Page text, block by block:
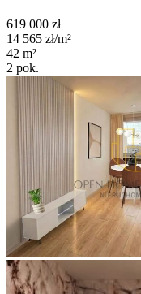
619 000 zł
14 565 zł/m²
42 m²
2 pok.